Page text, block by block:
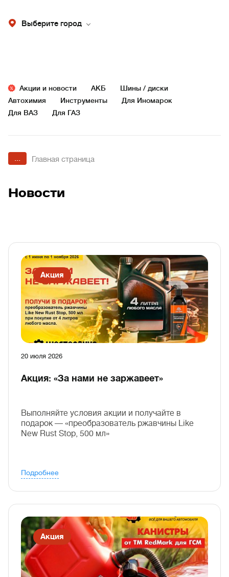
Выберите город
Акции и новости АКБ
Шины / диски
Автохимия
Инструменты
Для Иномарок
Для ВАЗ
Для ГАЗ
... Главная страница
Новости
Акция
20 июля 2026
Акция: «За нами не заржавеет»
Выполняйте условия акции и получайте в
подарок — «преобразователь ржавчины Like
New Rust Stop, 500 мл»
Подробнее
Акция